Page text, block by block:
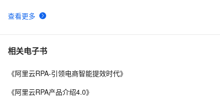
9 AIGC如何借AI Agent落地？TARS-RPA-Agent破解RPA与
10
查看更多
相关电子书
《阿里云RPA-引领电商智能提效时代》
《阿里云RPA产品介绍4.0》